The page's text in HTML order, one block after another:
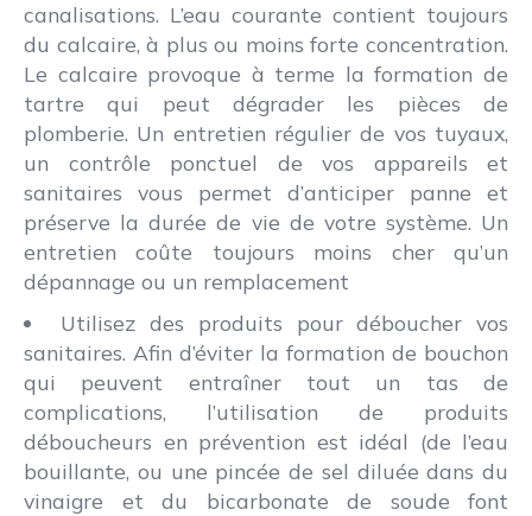
canalisations. L’eau courante contient toujours
du calcaire, à plus ou moins forte concentration.
Le calcaire provoque à terme la formation de
tartre qui peut dégrader les pièces de
plomberie. Un entretien régulier de vos tuyaux,
un contrôle ponctuel de vos appareils et
sanitaires vous permet d’anticiper panne et
préserve la durée de vie de votre système. Un
entretien coûte toujours moins cher qu’un
dépannage ou un remplacement
Utilisez des produits pour déboucher vos
sanitaires. Afin d’éviter la formation de bouchon
qui peuvent entraîner tout un tas de
complications, l’utilisation de produits
déboucheurs en prévention est idéal (de l’eau
bouillante, ou une pincée de sel diluée dans du
vinaigre et du bicarbonate de soude font